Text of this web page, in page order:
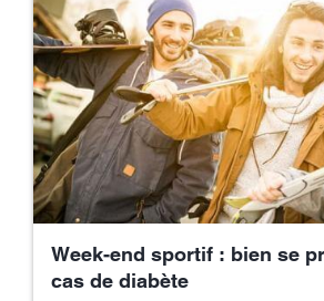
Week-end sportif : bien se
cas de diabète